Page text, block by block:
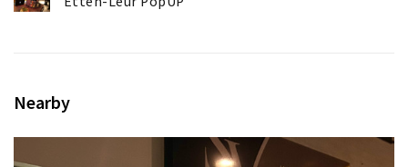
Nearby